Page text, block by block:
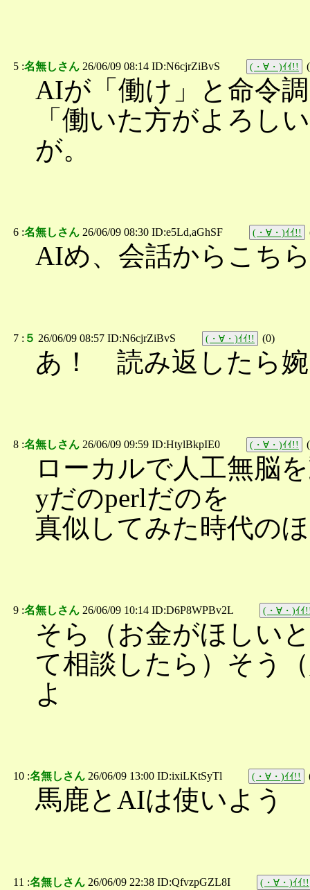
5 :名無しさん 26/06/09 08:14 ID:N6cjrZiBvS (・∀・)ｲｲ!! (
AIが「働け」と命令
「働いた方がよろし
が。
6 :名無しさん 26/06/09 08:30 ID:e5Ld,aGhSF (・∀・)ｲｲ!!
AIめ、会話からこち
7 : ５ 26/06/09 08:57 ID:N6cjrZiBvS (・∀・)ｲｲ!! (0)
あ！ 読み返したら
8 :名無しさん 26/06/09 09:59 ID:HtylBkpIE0 (・∀・)ｲｲ!! (
ローカルで人工無脳
yだのperlだのを
真似してみた時代の
9 :名無しさん 26/06/09 10:14 ID:D6P8WPBv2L (・∀・)ｲｲ
そら（お金がほしい
て相談したら）そう
よ
10 :名無しさん 26/06/09 13:00 ID:ixiLKtSyTl (・∀・)ｲｲ!!
馬鹿とAIは使いよう
11 :名無しさん 26/06/09 22:38 ID:QfvzpGZL8I (・∀・)ｲｲ!!